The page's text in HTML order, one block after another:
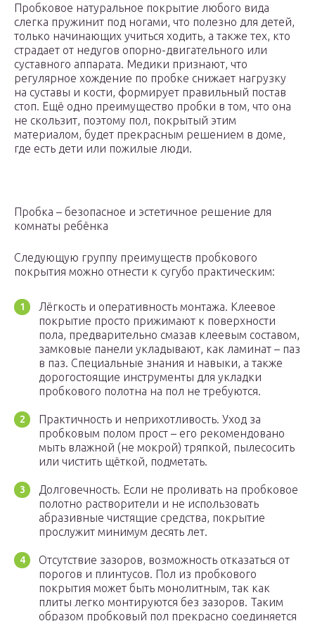
Пробковое натуральное покрытие любого вида
слегка пружинит под ногами, что полезно для детей,
только начинающих учиться ходить, а также тех, кто
страдает от недугов опорно-двигательного или
суставного аппарата. Медики признают, что
регулярное хождение по пробке снижает нагрузку
на суставы и кости, формирует правильный постав
стоп. Ещё одно преимущество пробки в том, что она
не скользит, поэтому пол, покрытый этим
материалом, будет прекрасным решением в доме,
где есть дети или пожилые люди.
Пробка – безопасное и эстетичное решение для
комнаты ребёнка
Следующую группу преимуществ пробкового
покрытия можно отнести к сугубо практическим:
Лёгкость и оперативность монтажа. Клеевое
покрытие просто прижимают к поверхности
пола, предварительно смазав клеевым составом,
замковые панели укладывают, как ламинат – паз
в паз. Специальные знания и навыки, а также
дорогостоящие инструменты для укладки
пробкового полотна на пол не требуются.
Практичность и неприхотливость. Уход за
пробковым полом прост – его рекомендовано
мыть влажной (не мокрой) тряпкой, пылесосить
или чистить щёткой, подметать.
Долговечность. Если не проливать на пробковое
полотно растворители и не использовать
абразивные чистящие средства, покрытие
прослужит минимум десять лет.
Отсутствие зазоров, возможность отказаться от
порогов и плинтусов. Пол из пробкового
покрытия может быть монолитным, так как
плиты легко монтируются без зазоров. Таким
образом пробковый пол прекрасно соединяется